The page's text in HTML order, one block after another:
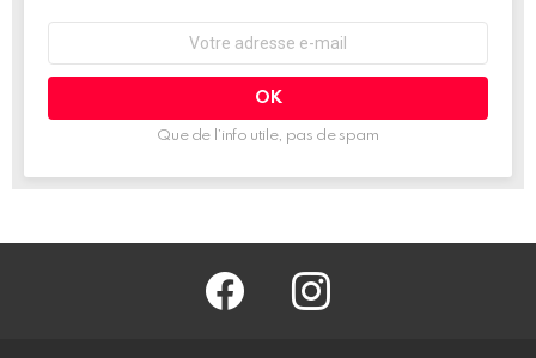
mail
Que de l’info utile, pas de spam
facebook @barmag.fr